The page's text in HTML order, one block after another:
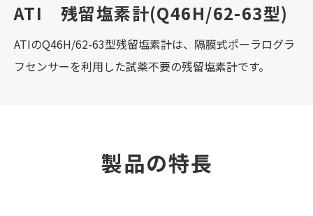
ATI 残留塩素計(Q46H/62-63型)
ATIのQ46H/62-63型残留塩素計は、隔膜式ポーラログラ
フセンサーを利用した試薬不要の残留塩素計です。
製品の特長